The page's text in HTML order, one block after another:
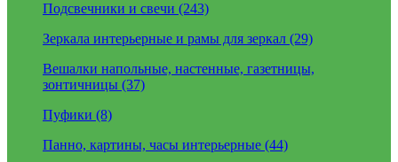
Подсвечники и свечи (243)
Зеркала интерьерные и рамы для зеркал (29)
Вешалки напольные, настенные, газетницы,
зонтичницы (37)
Пуфики (8)
Панно, картины, часы интерьерные (44)